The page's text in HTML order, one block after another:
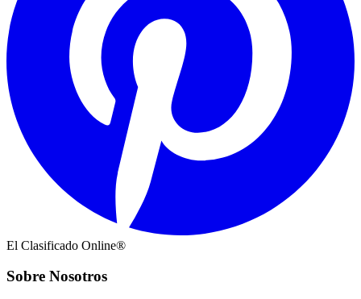
El Clasificado Online®
Sobre Nosotros